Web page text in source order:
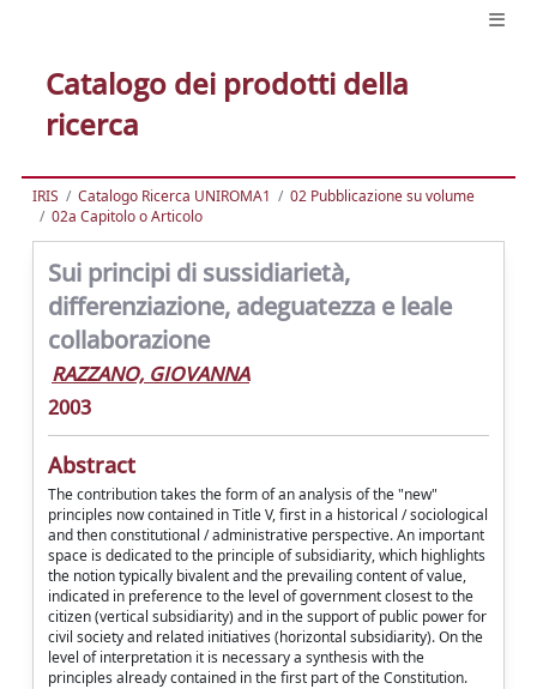
Catalogo dei prodotti della
ricerca
IRIS Catalogo Ricerca UNIROMA1
02 Pubblicazione su volume
02a Capitolo o Articolo
Sui principi di sussidiarietà,
differenziazione, adeguatezza e leale
collaborazione
RAZZANO, GIOVANNA
2003
Abstract
The contribution takes the form of an analysis of the "new"
principles now contained in Title V, first in a historical / sociological
and then constitutional / administrative perspective. An important
space is dedicated to the principle of subsidiarity, which highlights
the notion typically bivalent and the prevailing content of value,
indicated in preference to the level of government closest to the
citizen (vertical subsidiarity) and in the support of public power for
civil society and related initiatives (horizontal subsidiarity). On the
level of interpretation it is necessary a synthesis with the
principles already contained in the first part of the Constitution.